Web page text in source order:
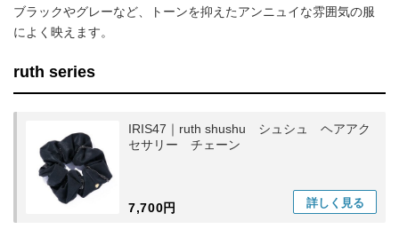
ブラックやグレーなど、トーンを抑えたアンニュイな雰囲気の服
によく映えます。
ruth series
IRIS47｜ruth shushu シュシュ ヘアアク
セサリー チェーン
7,700円 詳しく 見る